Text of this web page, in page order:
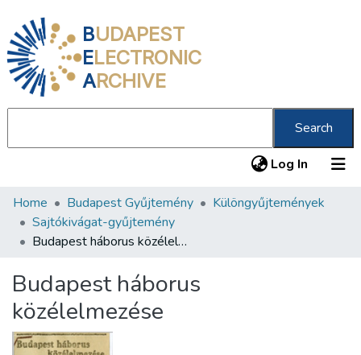
BUDAPEST
ELECTRONIC
ARCHIVE
Search
Log In (current)
Communities & Collections
All of DSpace
About us
Home Budapest Gyűjtemény
Különgyűjtemények
Sajtókivágat-gyűjtemény
Budapest háborus közélelmezése
Budapest háborus
közélelmezése